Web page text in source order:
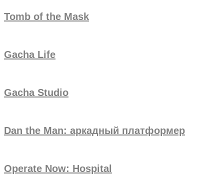
Tomb of the Mask
Gacha Life
Gacha Studio
Dan the Man: аркадный платформер
Operate Now: Hospital